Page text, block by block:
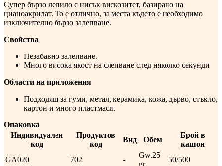
Супер бързо лепило с нисък вискозитет, базирано на
цианоакрилат. То е отлично, за места където е необходимо
изключително бързо залепване.
Свойства
Незабавно залепване.
Много висока якост на слепване след няколко секунди
Области на приложения
Подходящ за гуми, метал, керамика, кожа, дърво, стъкло,
картон и много пластмаси.
Опаковка
Индивидуален
код
Продуктов
код
Вид Обем
Брой в
кашон
GA020
702 -
Gw.25
gr
50/500